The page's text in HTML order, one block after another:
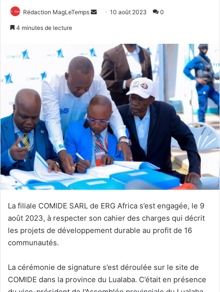
Rédaction MagLeTemps
Envoyer10 août 2023 0
4 minutes de lecture
La filiale COMIDE SARL de ERG Africa s’est engagée, le 9
août 2023, à respecter son cahier des charges qui décrit
les projets de développement durable au profit de 16
communautés.
La cérémonie de signature s’est déroulée sur le site de
COMIDE dans la province du Lualaba. C’était en présence